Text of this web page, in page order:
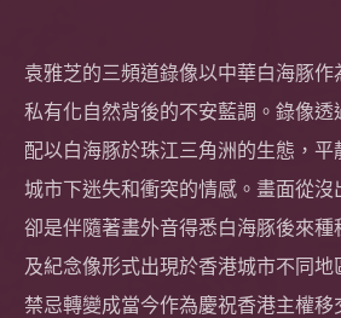
袁雅芝的三頻道錄像以中華白海豚作
私有化自然背後的不安藍調。錄像透
配以白海豚於珠江三角洲的生態，
城市下迷失和衝突的情感。畫面從沒
卻是伴隨著畫外音得悉白海豚後來
及紀念像形式出現於香港城市不同
禁忌轉變成當今作為慶祝香港主權移